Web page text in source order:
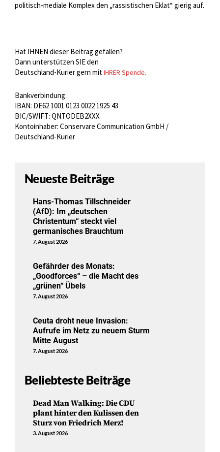
politisch-mediale Komplex den „rassistischen Eklat“ gierig auf.
Hat IHNEN dieser Beitrag gefallen?
Dann unterstützen SIE den
Deutschland-Kurier gern mitIHRER Spende.
Bankverbindung:
IBAN: DE62 1001 0123 0022 1925 43
BIC/SWIFT: QNTODEB2XXX
Kontoinhaber: Conservare Communication GmbH /
Deutschland-Kurier
Neueste Beiträge
Hans-Thomas Tillschneider
(AfD): Im „deutschen
Christentum“ steckt viel
germanisches Brauchtum
7. August 2026
Gefährder des Monats:
„Goodforces“ – die Macht des
„grünen“ Übels
7. August 2026
Ceuta droht neue Invasion:
Aufrufe im Netz zu neuem Sturm
Mitte August
7. August 2026
Beliebteste Beiträge
Dead Man Walking: Die CDU
plant hinter den Kulissen den
Sturz von Friedrich Merz!
3. August 2026